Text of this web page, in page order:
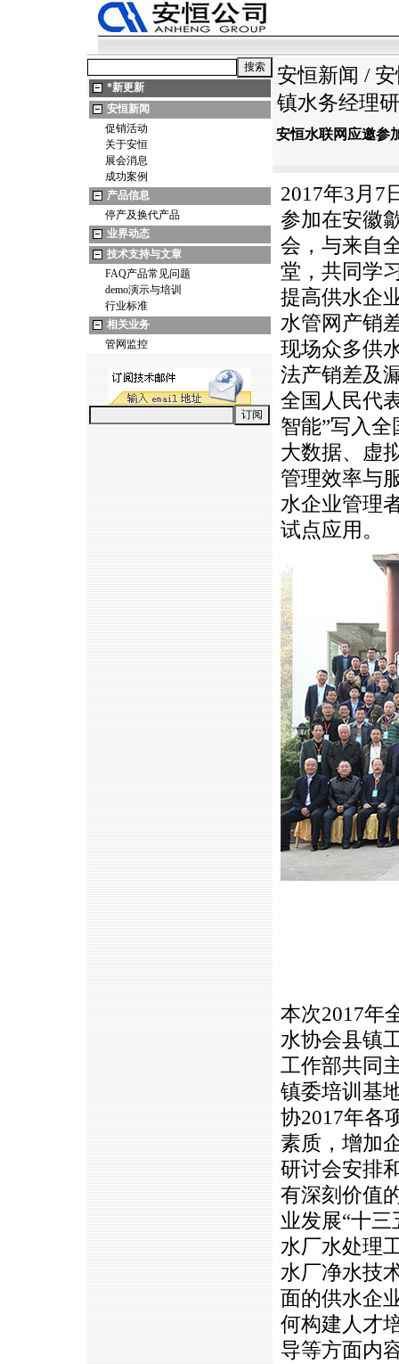
*新更新
安恒新闻
促销活动
关于安恒
展会消息
成功案例
产品信息
停产及换代产品
业界动态
技术支持与文章
FAQ产品常见问题
demo演示与培训
行业标准
相关业务
管网监控
安恒新闻 /
镇水务经理
安恒水联网应邀参
2017年3月7
参加在安徽
会，与来自
堂，共同学
提高供水企
水管网产销
现场众多供
法产销差及
全国人民代
智能”写入
大数据、虚
管理效率与
水企业管理
试点应用。
本次2017年
水协会县镇
工作部共同
镇委培训基
协2017年各
素质，增加
研讨会安排
有深刻价值
业发展“十
水厂水处理
水厂净水技
面的供水企
何构建人才
导等方面内